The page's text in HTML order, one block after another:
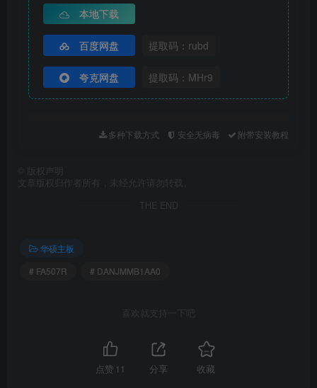
本地下载
百度网盘 提取码：rubd
夸克网盘 提取码：MHr9
多种下载方式 安全无病毒 附带安装教程
版权声明
文章版权归作者所有，未经允许请勿转载。
THE END
华硕主板
# FA507R
# DANJMMB1AA0
喜欢就支持一下吧
点赞 11 分享 收藏